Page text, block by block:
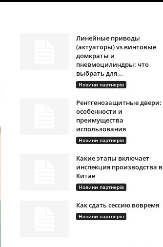
Линейные приводы
(актуаторы) vs винтовые
домкраты и
пневмоцилиндры: что
выбрать для...
Новини партнерів
Рентгенозащитные двери:
особенности и
преимущества
использования
Новини партнерів
Какие этапы включает
инспекция производства в
Китае
Новини партнерів
Как сдать сессию вовремя
Новини партнерів